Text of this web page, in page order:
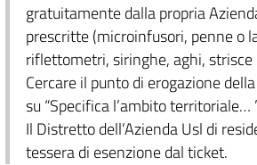
gratuitamente dalla propria
prescritte (microinfusori, penne o
riflettometri, siringhe, aghi,
Cercare il punto di erogazione
su “Specifica l’ambito territoriale…
Il Distretto dell’Azienda Usl di
tessera di esenzione dal ticket.